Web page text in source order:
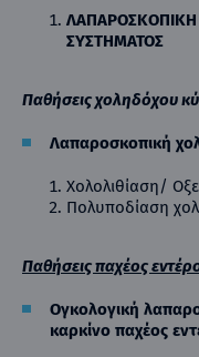
ΛΑΠΑΡΟΣΚΟΠΙΚΗ
ΣΥΣΤΗΜΑΤΟΣ
Παθήσεις χοληδόχου
Λαπαροσκοπική
Χολολιθίαση/
Πολυποδίαση
Παθήσεις παχέος
Ογκολογική
καρκίνο παχέος